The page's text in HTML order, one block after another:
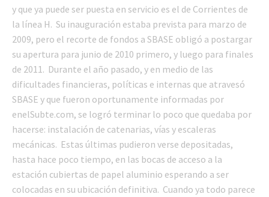
y que ya puede ser puesta en servicio es el de Corrientes de
la línea H. Su inauguración estaba prevista para marzo de
2009, pero el recorte de fondos a SBASE obligó a postargar
su apertura para junio de 2010 primero, y luego para finales
de 2011. Durante el año pasado, y en medio de las
dificultades financieras, políticas e internas que atravesó
SBASE y que fueron oportunamente informadas por
enelSubte.com, se logró terminar lo poco que quedaba por
hacerse: instalación de catenarias, vías y escaleras
mecánicas. Estas últimas pudieron verse depositadas,
hasta hace poco tiempo, en las bocas de acceso a la
estación cubiertas de papel aluminio esperando a ser
colocadas en su ubicación definitiva. Cuando ya todo parece